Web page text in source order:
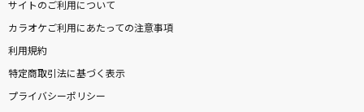
サイトのご利用について
カラオケご利用にあたっての注意事項
利用規約
特定商取引法に基づく表示
プライバシーポリシー